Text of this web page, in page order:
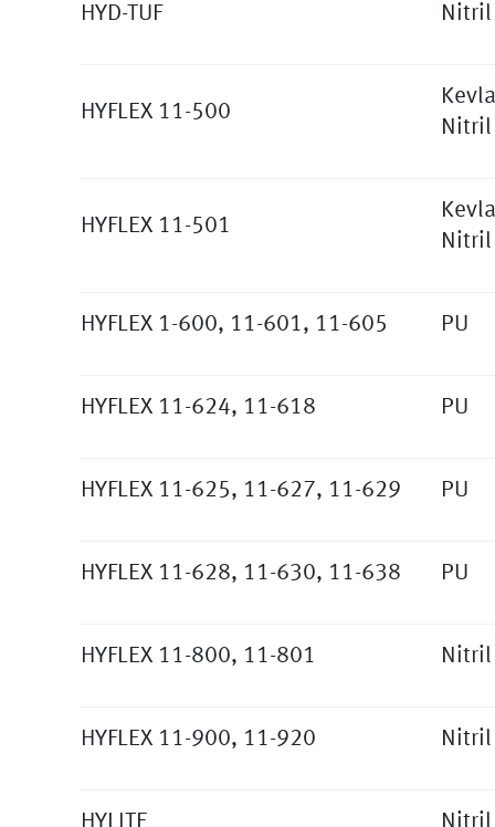
HYD-TUF Nitril
HYFLEX 11-500
Nitril
HYFLEX 11-501
Nitril
HYFLEX 1-600, 11-601, 11-605 PU
HYFLEX 11-624, 11-618 PU
HYFLEX 11-625, 11-627, 11-629 PU
HYFLEX 11-628, 11-630, 11-638 PU
HYFLEX 11-800, 11-801 Nitril
HYFLEX 11-900, 11-920 Nitril
HYLITE Nitril